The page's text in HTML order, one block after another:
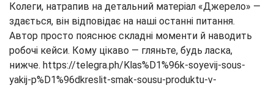
Колеги, натрапив на детальний матеріал «Джерело» —
здається, він відповідає на наші останні питання.
Автор просто пояснює складні моменти й наводить
робочі кейси. Кому цікаво — гляньте, будь ласка,
нижче. https://telegra.ph/Klas%D1%96k-soyevij-sous-
yakij-p%D1%96dkreslit-smak-sousu-produktu-v-